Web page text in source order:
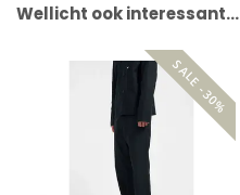
Wellicht ook interessant…
SALE -30%